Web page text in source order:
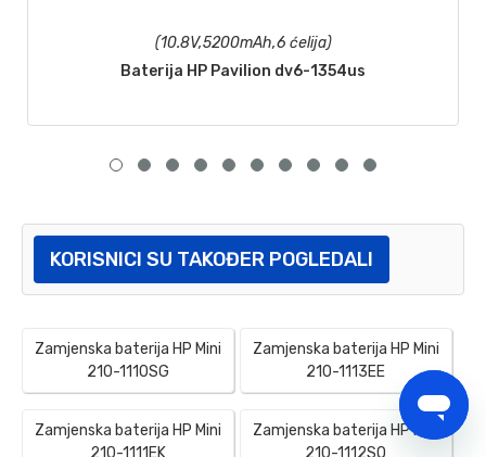
(10.8V,5200mAh,6 ćelija)
Baterija HP Pavilion dv6-1354us
KORISNICI SU TAKOĐER POGLEDALI
Zamjenska baterija HP Mini
210-1110SG
Zamjenska baterija HP Mini
210-1113EE
Zamjenska baterija HP Mini
Zamjenska baterija HP Mini